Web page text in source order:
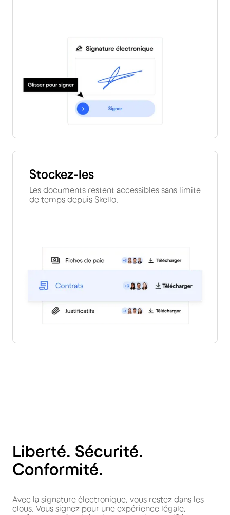
Stockez-les
Les documents restent accessibles sans limite
de temps depuis Skello.
Liberté. Sécurité.
Conformité.
Avec la signature électronique, vous restez dans les
clous. Vous signez pour une expérience légale,